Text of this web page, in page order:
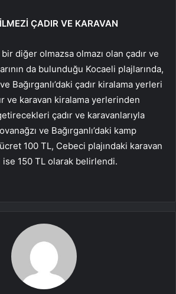
ÇADIR VE KARAVAN
diğer olmazsa olmazı olan çadır ve
da bulunduğu Kocaeli plajlarında,
Bağırganlı’daki çadır kiralama yerleri
ve karavan kiralama yerlerinden
çadır ve karavanlarıyla
ve Bağırganlı’daki kamp
100 TL, Cebeci plajındaki karavan
150 TL olarak belirlendi.